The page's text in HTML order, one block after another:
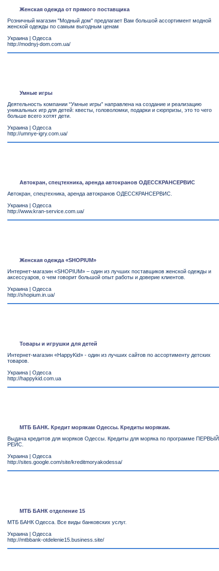
Женская одежда от прямого поставщика
Розничный магазин "Модный дом" предлагает Вам большой ассортимент модной
женской одежды по самым выгодным ценам
Украина | Одесса
http://modnyj-dom.com.ua/
Умные игры
Деятельность компании “Умные игры” направлена на создание и реализацию
уникальных игр для детей: квесты, головоломки, подарки и сюрпризы, это то чего
больше всего хотят дети.
Украина | Одесса
http://umnye-igry.com.ua/
Автокран, спецтехника, аренда автокранов ОДЕССКРАНСЕРВИС
Автокран, спецтехника, аренда автокранов ОДЕССКРАНСЕРВИС.
Украина | Одесса
http://www.kran-service.com.ua/
Женская одежда «SHOPIUM»
Интернет-магазин «SHOPIUM» – один из лучших поставщиков женской одежды и
аксессуаров, о чем говорит большой опыт работы и доверие клиентов.
Украина | Одесса
http://shopium.in.ua/
Товары и игрушки для детей
Интернет-магазин «HappyKid» - один из лучших сайтов по ассортименту детских
товаров.
Украина | Одесса
http://happykid.com.ua
МТБ БАНК. Кредит морякам Одессы. Кредиты морякам.
Выдача кредитов для моряков Одессы. Кредиты для моряка по программе ПЕРВЫЙ
РЕЙС.
Украина | Одесса
http://sites.google.com/site/kreditmoryakodessa/
МТБ БАНК отделение 15
МТБ БАНК Одесса. Все виды банковских услуг.
Украина | Одесса
http://mtbbank-otdelenie15.business.site/